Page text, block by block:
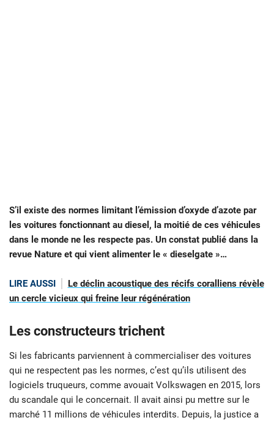
S’il existe des normes limitant l’émission d’oxyde d’azote par
les voitures fonctionnant au diesel, la moitié de ces véhicules
dans le monde ne les respecte pas. Un constat publié dans la
revue Nature et qui vient alimenter le « dieselgate »…
LIRE AUSSI
Le déclin acoustique des récifs coralliens révèle
un cercle vicieux qui freine leur régénération
Les constructeurs trichent
Si les fabricants parviennent à commercialiser des voitures
qui ne respectent pas les normes, c’est qu’ils utilisent des
logiciels truqueurs, comme avouait Volkswagen en 2015, lors
du scandale qui le concernait. Il avait ainsi pu mettre sur le
marché 11 millions de véhicules interdits. Depuis, la justice a